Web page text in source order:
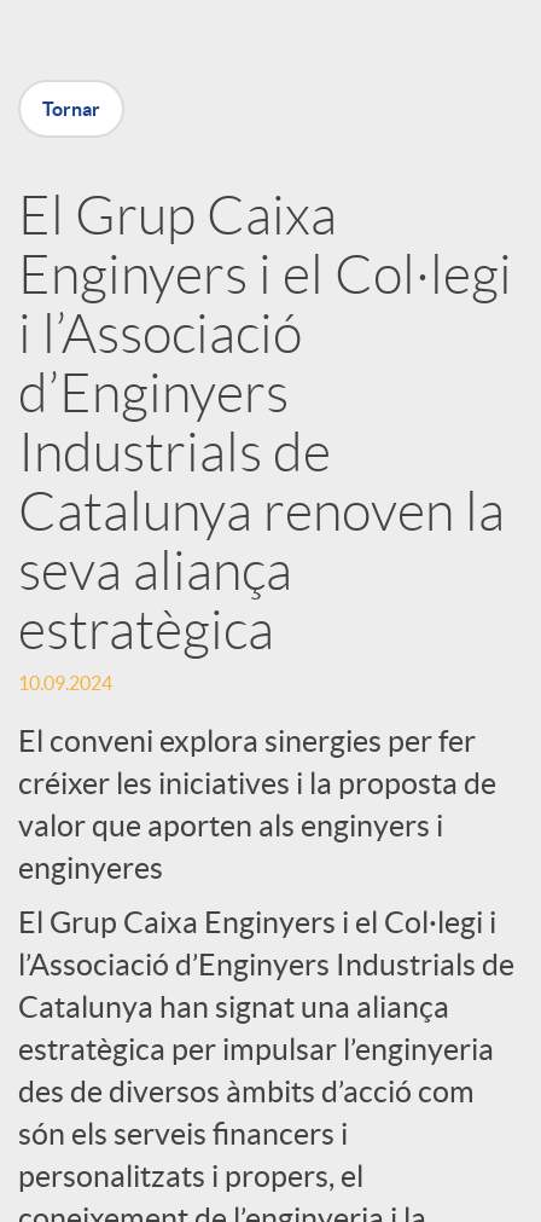
X
r
x
e
s
S
o
c
i
a
l
s
Tornar
El Grup Caixa
Enginyers i el Col·legi
i l’Associació
d’Enginyers
Industrials de
Catalunya renoven la
seva aliança
estratègica
10.09.2024
El conveni explora sinergies per fer
créixer les iniciatives i la proposta de
valor que aporten als enginyers i
enginyeres
El Grup Caixa Enginyers i el Col·legi i
l’Associació d’Enginyers Industrials de
Catalunya han signat una aliança
estratègica per impulsar l’enginyeria
des de diversos àmbits d’acció com
són els serveis financers i
personalitzats i propers, el